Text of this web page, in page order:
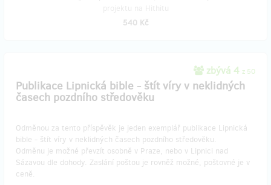
540 Kč
zbývá 4 z 50
Publikace Lipnická bible - štít víry v neklidných
časech pozdního středověku
Odměnou za tento příspěvěk je jeden exemplář publikace Lipnická
bible - štít víry v neklidných časech pozdního středověku.
Odměnu je možné převzít osobně v Praze, nebo v Lipnici nad
Sázavou dle dohody. Zaslání poštou je rovněž možné, poštovné je v
ceně.